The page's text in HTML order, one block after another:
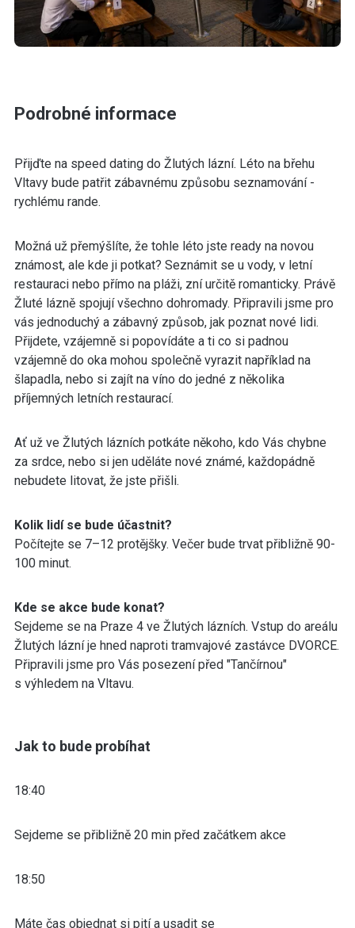
Podrobné informace
Přijďte na speed dating do Žlutých lázní. Léto na břehu
Vltavy bude patřit zábavnému způsobu seznamování -
rychlému rande.
Možná už přemýšlíte, že tohle léto jste ready na novou
známost, ale kde ji potkat? Seznámit se u vody, v letní
restauraci nebo přímo na pláži, zní určitě romanticky. Právě
Žluté lázně spojují všechno dohromady. Připravili jsme pro
vás jednoduchý a zábavný způsob, jak poznat nové lidi.
Přijdete, vzájemně si popovídáte a ti co si padnou
vzájemně do oka mohou společně vyrazit například na
šlapadla, nebo si zajít na víno do jedné z několika
příjemných letních restaurací.
Ať už ve Žlutých lázních potkáte někoho, kdo Vás chybne
za srdce, nebo si jen uděláte nové známé, každopádně
nebudete litovat, že jste přišli.
Kolik lidí se bude účastnit?
Počítejte se 7–12 protějšky. Večer bude trvat přibližně 90-
100 minut.
Kde se akce bude konat?
Sejdeme se na Praze 4 ve Žlutých lázních. Vstup do areálu
Žlutých lázní je hned naproti tramvajové zastávce DVORCE.
Připravili jsme pro Vás posezení před "Tančírnou"
s výhledem na Vltavu.
Jak to bude probíhat
18:40
Sejdeme se přibližně 20 min před začátkem akce
18:50
Máte čas objednat si pití a usadit se